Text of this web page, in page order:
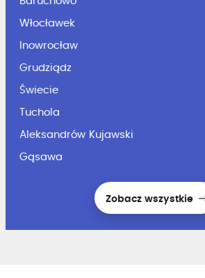
Włocławek
Inowrocław
Grudziądz
Świecie
Tuchola
Aleksandrów Kujawski
Gąsawa
Zobacz wszystkie